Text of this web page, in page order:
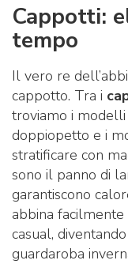
Cappotti:
tempo
Il vero re
cappotto. Tra i
troviamo i
doppiopetto e i
stratificare con
sono il panno di
garantiscono
abbina
casual,
guardaroba